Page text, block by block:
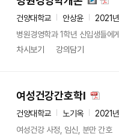
건양대학교 안상윤
2021
병원경영학과 1학년 신입생들에
차시보기
강의담기
여성건강간호학I
건양대학교 노기옥
2021
여성건강 사정, 임신, 분만 간호